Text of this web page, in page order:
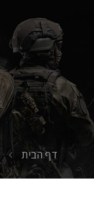
דף הבית